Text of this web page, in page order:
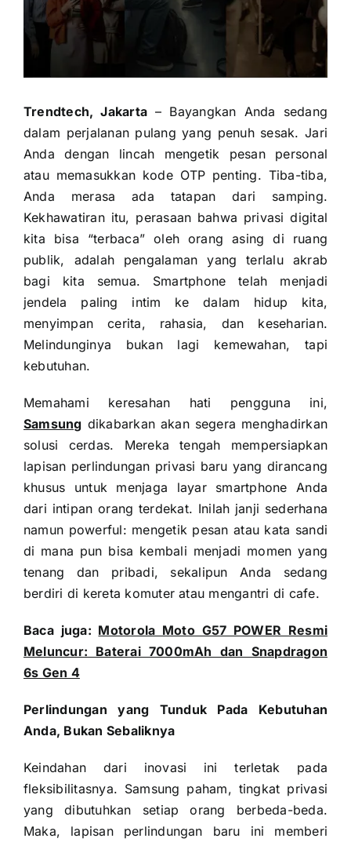
Trendtech, Jakarta – Bayangkan Anda sedang
dalam perjalanan pulang yang penuh sesak. Jari
Anda dengan lincah mengetik pesan personal
atau memasukkan kode OTP penting. Tiba-tiba,
Anda merasa ada tatapan dari samping.
Kekhawatiran itu, perasaan bahwa privasi digital
kita bisa “terbaca” oleh orang asing di ruang
publik, adalah pengalaman yang terlalu akrab
bagi kita semua. Smartphone telah menjadi
jendela paling intim ke dalam hidup kita,
menyimpan cerita, rahasia, dan keseharian.
Melindunginya bukan lagi kemewahan, tapi
kebutuhan.
Memahami keresahan hati pengguna ini,
Samsung dikabarkan akan segera menghadirkan
solusi cerdas. Mereka tengah mempersiapkan
lapisan perlindungan privasi baru yang dirancang
khusus untuk menjaga layar smartphone Anda
dari intipan orang terdekat. Inilah janji sederhana
namun powerful: mengetik pesan atau kata sandi
di mana pun bisa kembali menjadi momen yang
tenang dan pribadi, sekalipun Anda sedang
berdiri di kereta komuter atau mengantri di cafe.
Baca juga: Motorola Moto G57 POWER Resmi
Meluncur: Baterai 7000mAh dan Snapdragon
6s Gen 4
Perlindungan yang Tunduk Pada Kebutuhan
Anda, Bukan Sebaliknya
Keindahan dari inovasi ini terletak pada
fleksibilitasnya. Samsung paham, tingkat privasi
yang dibutuhkan setiap orang berbeda-beda.
Maka, lapisan perlindungan baru ini memberi